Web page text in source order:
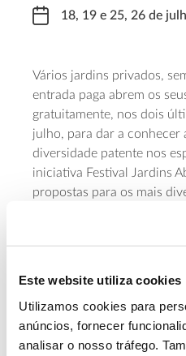
Este website utiliza cookies
Utilizamos cookies para
anúncios, fornecer
analisar o nosso tráfego.
18, 19 e 25, 26 de
Vários jardins privados,
entrada paga abrem os
gratuitamente, nos dois
julho, para dar a conhecer
diversidade patente nos
iniciativa Festival Jardins
propostas para os mais
exposições, visitas livres
um vasto conjunto de
Parque Botânico do
ou Jardim do Palacete de
outros.